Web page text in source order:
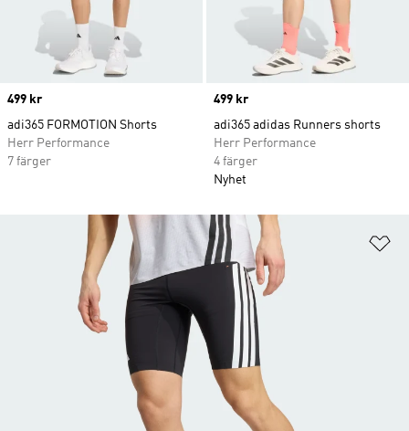
Price
499 kr
adi365 FORMOTION Shorts
Herr Performance
7 färger
Price
499 kr
adi365 adidas Runners shorts
Herr Performance
4 färger
Nyhet